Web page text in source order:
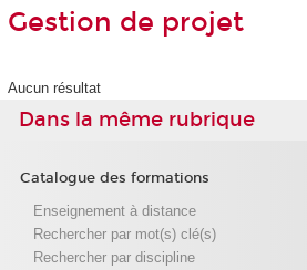
Gestion de projet
Aucun résultat
Dans la même rubrique
Catalogue des formations
Enseignement à distance
Rechercher par mot(s) clé(s)
Rechercher par discipline